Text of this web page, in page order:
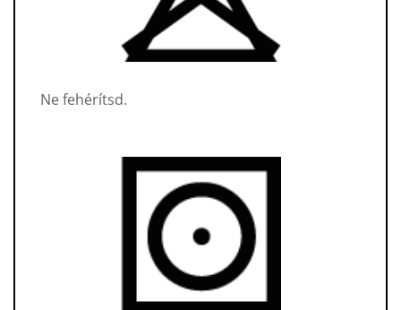
Ne fehérítsd.